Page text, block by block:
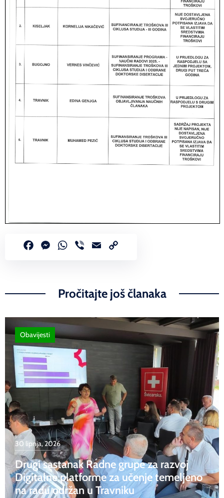
FacebookMessenger
WhatsApp
Viber Email
Pročitajte još članaka
30 lipnja, 2026
Drugi sastanak Radne grupe za razvoj
Digitalne platforme za učenje temeljeno
na radu održan u Travniku
Obavijesti